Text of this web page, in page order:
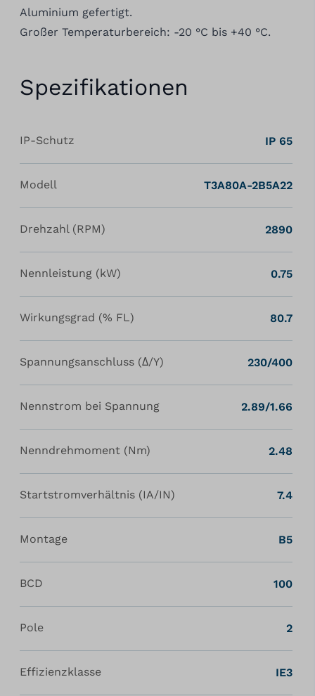
Aluminium gefertigt.
Großer Temperaturbereich: -20 °C bis +40 °C.
Spezifikationen
IP-Schutz IP 65
Modell T3A80A-2B5A22
Drehzahl (RPM) 2890
Nennleistung (kW) 0.75
Wirkungsgrad (% FL) 80.7
Spannungsanschluss (Δ/Y) 230/400
Nennstrom bei Spannung 2.89/1.66
Nenndrehmoment (Nm) 2.48
Startstromverhältnis (IA/IN) 7.4
Montage B5
BCD 100
Pole 2
Effizienzklasse IE3